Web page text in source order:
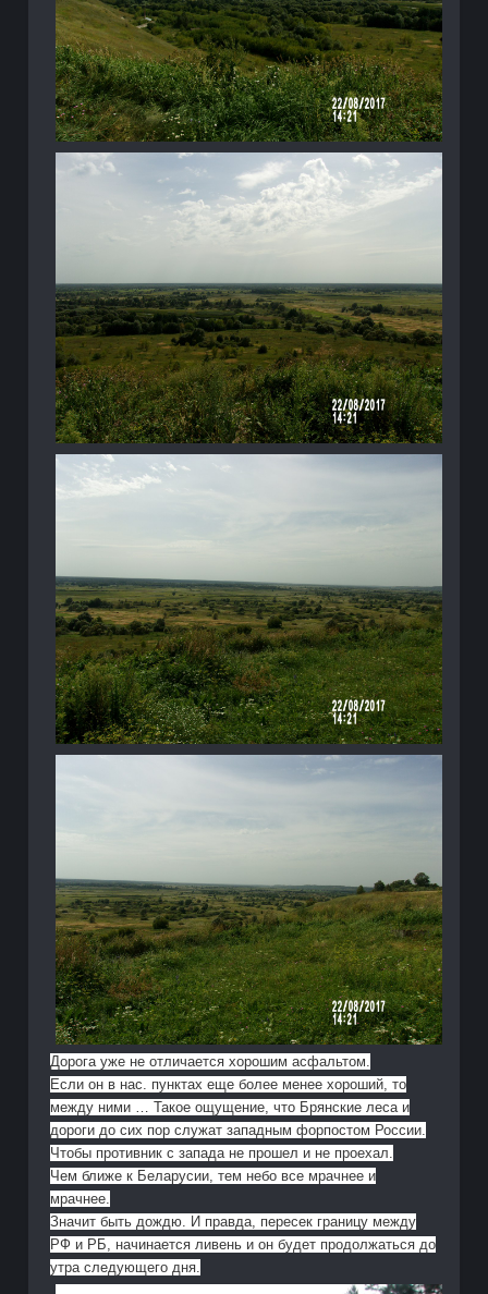
Дорога уже не отличается хорошим асфальтом.
Если он в нас. пунктах еще более менее хороший, то
между ними … Такое ощущение, что Брянские леса и
дороги до сих пор служат западным форпостом России.
Чтобы противник с запада не прошел и не проехал.
Чем ближе к Беларусии, тем небо все мрачнее и
мрачнее.
Значит быть дождю. И правда, пересек границу между
РФ и РБ, начинается ливень и он будет продолжаться до
утра следующего дня.